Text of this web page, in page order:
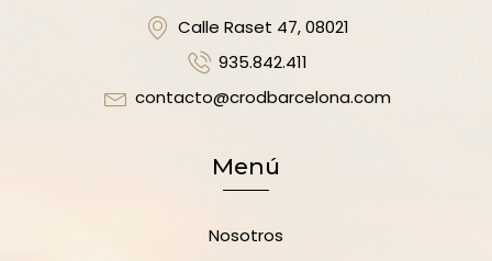
Calle Raset 47, 08021
935.842.411
contacto@crodbarcelona.com
Menú
Nosotros